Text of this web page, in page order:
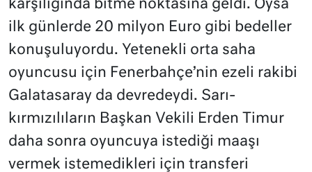
karşılığında bitme noktasına geldi. Oysa
ilk günlerde 20 milyon Euro gibi bedeller
konuşuluyordu. Yetenekli orta saha
oyuncusu için Fenerbahçe’nin ezeli rakibi
Galatasaray da devredeydi. Sarı-
kırmızılıların Başkan Vekili Erden Timur
daha sonra oyuncuya istediği maaşı
vermek istemedikleri için transferi